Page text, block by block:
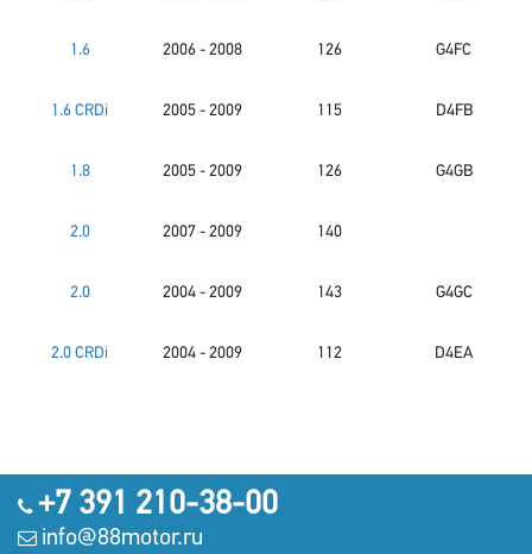
1.6 2006 - 2008 126 G4FC
1.6 CRDi 2005 - 2009 115 D4FB
1.8 2005 - 2009 126 G4GB
2.0 2007 - 2009 140
2.0 2004 - 2009 143 G4GC
2.0 CRDi 2004 - 2009 112 D4EA
+7 391 210-38-00
info@88motor.ru